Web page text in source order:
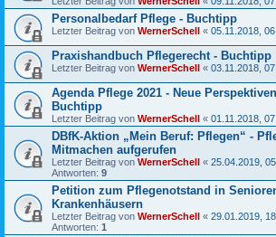
Personalbedarf Pflege - Buchtipp
Letzter Beitrag von WernerSchell « 05.11.2018,
Praxishandbuch Pflegerecht - Buchtipp
Letzter Beitrag von WernerSchell « 03.11.2018,
Agenda Pflege 2021 - Neue
Buchtipp
Letzter Beitrag von WernerSchell « 01.11.2018,
DBfK-Aktion „Mein Beruf: Pflegen“ -
Mitmachen aufgerufen
Letzter Beitrag von WernerSchell « 25.04.2019,
Antworten: 9
Petition zum Pflegenotstand in
Krankenhäusern
Letzter Beitrag von WernerSchell « 29.01.2019,
Antworten: 1